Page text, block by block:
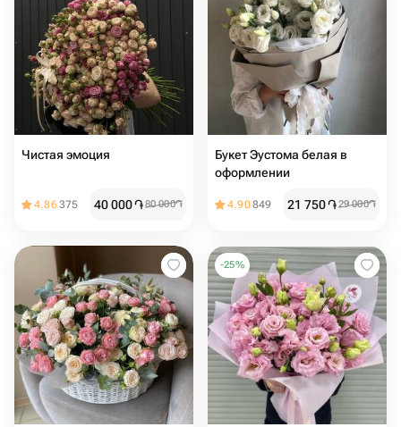
Чистая эмоция
4.86375 40 000֏80 000֏
Букет Эустома белая в
оформлении
4.90849 21 750֏29 000֏
-25%